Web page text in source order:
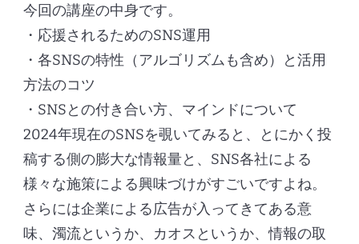
今回の講座の中身です。
・応援されるためのSNS運用
・各SNSの特性（アルゴリズムも含め）と活用
方法のコツ
・SNSとの付き合い方、マインドについて
2024年現在のSNSを覗いてみると、とにかく投
稿する側の膨大な情報量と、SNS各社による
様々な施策による興味づけがすごいですよね。
さらには企業による広告が入ってきてある意
味、濁流というか、カオスというか、情報の取